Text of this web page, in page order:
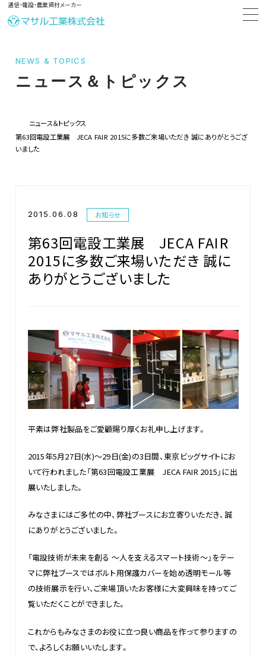
通信・電設・農業資材メーカー
NEWS & TOPICS
ニュース＆トピックス
ニュース＆トピックス
第63回電設工業展 JECA FAIR 2015に多数ご来場いただき 誠にありがとうござ
いました
2015.06.08 お知らせ
第63回電設工業展 JECA FAIR
2015に多数ご来場いただき 誠に
ありがとうございました
平素は弊社製品をご愛顧賜り厚くお礼申し上げます。
2015年5月27日(水)～29日(金)の3日間、東京ビッグサイトにお
いて行われました「第63回電設工業展 JECA FAIR 2015」に出
展いたしました。
みなさまにはご多忙の中、弊社ブースにお立寄りいただき、誠
にありがとうございました。
「電設技術が未来を創る ～人を支えるスマート技術～」をテー
マに弊社ブースではボルト用保護カバーを始め透明モール等
の技術展示を行い、ご来場頂いたお客様に大変興味を持ってご
覧いただくことができました。
これからもみなさまのお役に立つ良い商品を作って参りますの
で、よろしくお願いいたします。